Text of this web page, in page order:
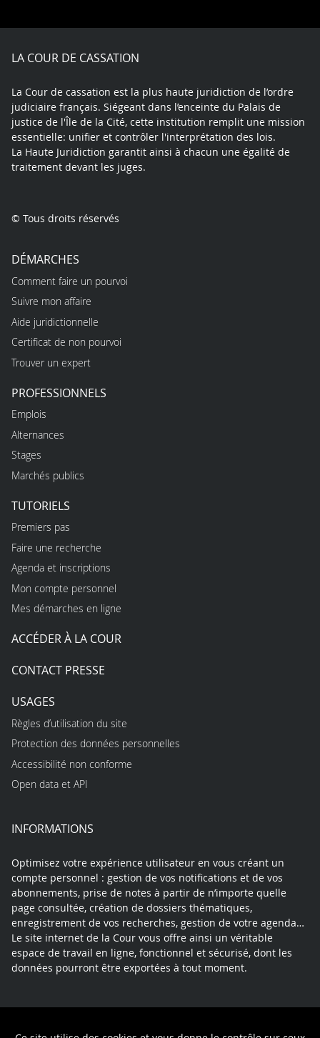
X
FacebookYoutubeLinkedInInstagram
LA COUR DE CASSATION
La Cour de cassation est la plus haute juridiction de l’ordre
judiciaire français. Siégeant dans l’enceinte du Palais de
justice de l'Île de la Cité, cette institution remplit une mission
essentielle: unifier et contrôler l'interprétation des lois.
La Haute Juridiction garantit ainsi à chacun une égalité de
traitement devant les juges.
© Tous droits réservés
DÉMARCHES
Comment faire un pourvoi
Suivre mon affaire
Aide juridictionnelle
Certificat de non pourvoi
Trouver un expert
PROFESSIONNELS
Emplois
Alternances
Stages
Marchés publics
TUTORIELS
Premiers pas
Faire une recherche
Agenda et inscriptions
Mon compte personnel
Mes démarches en ligne
ACCÉDER À LA COUR
CONTACT PRESSE
USAGES
Règles d’utilisation du site
Protection des données personnelles
Accessibilité non conforme
Open data et API
INFORMATIONS
Optimisez votre expérience utilisateur en vous créant un
compte personnel : gestion de vos notifications et de vos
abonnements, prise de notes à partir de n’importe quelle
page consultée, création de dossiers thématiques,
enregistrement de vos recherches, gestion de votre agenda…
Le site internet de la Cour vous offre ainsi un véritable
espace de travail en ligne, fonctionnel et sécurisé, dont les
données pourront être exportées à tout moment.